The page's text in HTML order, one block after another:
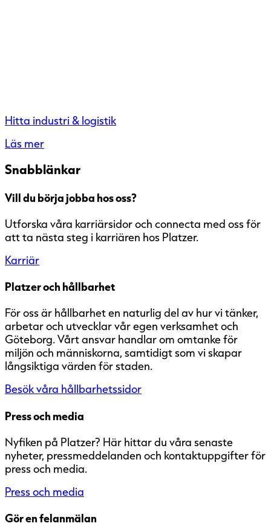
Hitta industri & logistik
Läs mer
Snabblänkar
Vill du börja jobba hos oss?
Utforska våra karriärsidor och connecta med oss för
att ta nästa steg i karriären hos Platzer.
Karriär
Platzer och hållbarhet
För oss är hållbarhet en naturlig del av hur vi tänker,
arbetar och utvecklar vår egen verksamhet och
Göteborg. Vårt ansvar handlar om omtanke för
miljön och människorna, samtidigt som vi skapar
långsiktiga värden för staden.
Besök våra hållbarhetssidor
Press och media
Nyfiken på Platzer? Här hittar du våra senaste
nyheter, pressmeddelanden och kontaktuppgifter för
press och media.
Press och media
Gör en felanmälan